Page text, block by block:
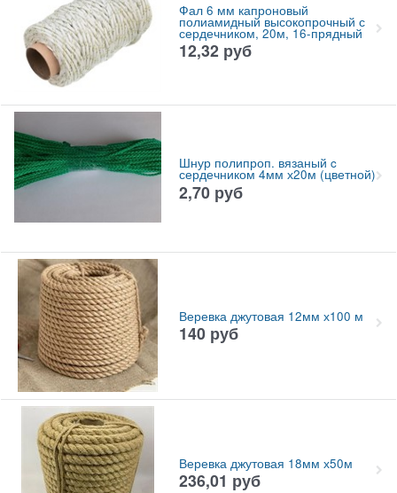
Фал 6 мм капроновый
полиамидный высокопрочный с
сердечником, 20м, 16-прядный
12,32 руб
Шнур полипроп. вязаный c
сердечником 4мм х20м (цветной)
2,70 руб
Веревка джутовая 12мм х100 м
140 руб
Веревка джутовая 18мм х50м
236,01 руб